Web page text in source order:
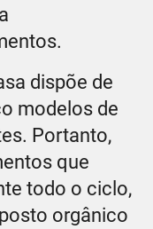
dispõe de
modelos de
Portanto,
que
todo o ciclo,
orgânico